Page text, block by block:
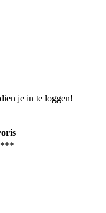
je in te loggen!